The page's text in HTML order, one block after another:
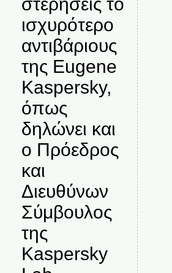
ισχυρότερο
αντιβάριους
της Eugene
Kaspersky,
όπως
δηλώνει και
ο Πρόεδρος
και
Διευθύνων
Σύμβουλος
της
Kaspersky